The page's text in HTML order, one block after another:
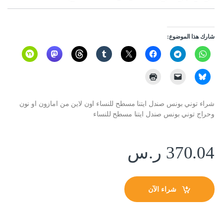
شارك هذا الموضوع:
شراء توني بونس صندل ايتنا مسطح للنساء اون لاين من امازون او نون
وحراج توني بونس صندل ايتنا مسطح للنساء
370.04 ر.س
شراء الآن